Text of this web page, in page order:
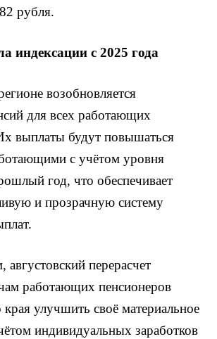
рубля.
индексации с 2025 года
возобновляется
для всех работающих
выплаты будут повышаться
с учётом уровня
год, что обеспечивает
и прозрачную систему
перерасчет
работающих пенсионеров
края улучшить своё материальное
индивидуальных заработков